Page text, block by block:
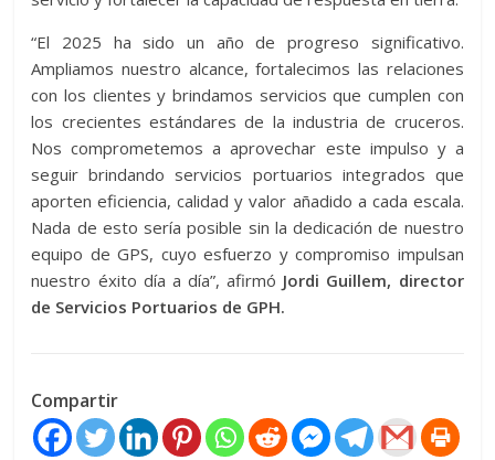
“El 2025 ha sido un año de progreso significativo.
Ampliamos nuestro alcance, fortalecimos las relaciones
con los clientes y brindamos servicios que cumplen con
los crecientes estándares de la industria de cruceros.
Nos comprometemos a aprovechar este impulso y a
seguir brindando servicios portuarios integrados que
aporten eficiencia, calidad y valor añadido a cada escala.
Nada de esto sería posible sin la dedicación de nuestro
equipo de GPS, cuyo esfuerzo y compromiso impulsan
nuestro éxito día a día”, afirmó Jordi Guillem, director
de Servicios Portuarios de GPH.
Compartir